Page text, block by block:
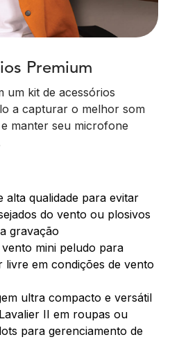
Premium
um kit de acessórios
a capturar o melhor som
manter seu microfone
alta qualidade para evitar
do vento ou plosivos
gravação
mini peludo para
livre em condições de vento
ultra compacto e versátil
II em roupas ou
para gerenciamento de